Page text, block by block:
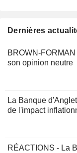
Dernières
BROWN-
son opinion neutre
La Banque
de l'impact
RÉACTIONS - La